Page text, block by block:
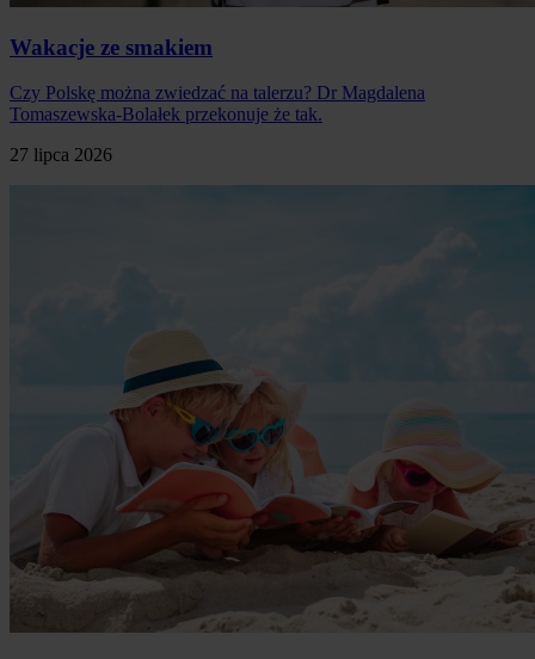
Wakacje ze smakiem
Czy Polskę można zwiedzać na talerzu? Dr Magdalena
Tomaszewska-Bolałek przekonuje że tak.
27 lipca 2026